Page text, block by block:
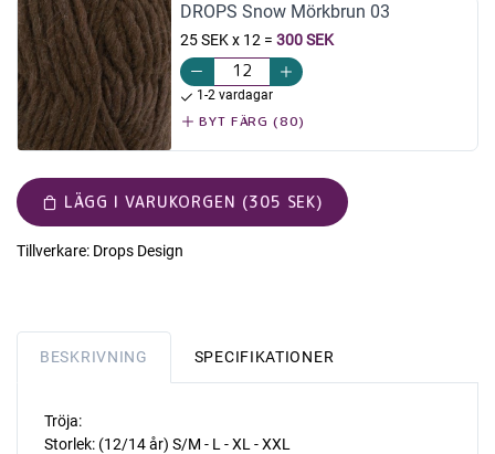
DROPS Snow Mörkbrun 03
25 SEK x 12= 300 SEK
1-2 vardagar
BYT FÄRG (80)
LÄGG I VARUKORGEN (305 SEK)
Tillverkare: Drops Design
BESKRIVNING SPECIFIKATIONER
Tröja:
Storlek: (12/14 år) S/M - L - XL - XXL